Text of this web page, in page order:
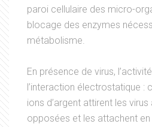
paroi cellulaire des micro-
blocage des enzymes
métabolisme.
En présence de virus,
l’interaction électrostatique :
ions d’argent attirent les
opposées et les attachent